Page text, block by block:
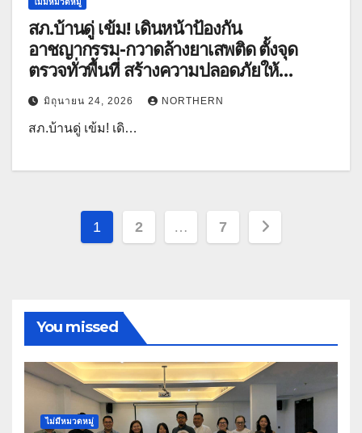
ไม่มีหมวดหมู่
สภ.บ้านดู่ เข้ม! เดินหน้าป้องกัน
อาชญากรรม-กวาดล้างยาเสพติด ตั้งจุด
ตรวจทั่วพื้นที่ สร้างความปลอดภัยให้
ประชาชน
มิถุนายน 24, 2026 NORTHERN
สภ.บ้านดู่ เข้ม! เดิ…
Posts
1 2 … 7
You missed
ไม่มีหมวดหมู่